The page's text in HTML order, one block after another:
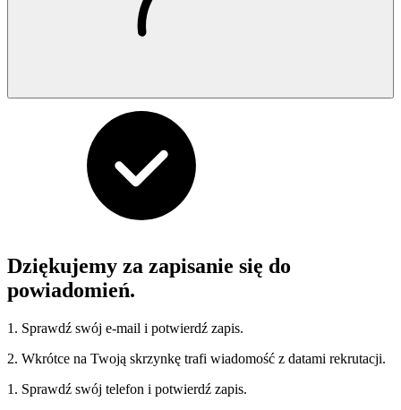
Dziękujemy za zapisanie się do
powiadomień.
1. Sprawdź swój e-mail i potwierdź zapis.
2. Wkrótce na Twoją skrzynkę trafi wiadomość z datami rekrutacji.
1. Sprawdź swój telefon i potwierdź zapis.